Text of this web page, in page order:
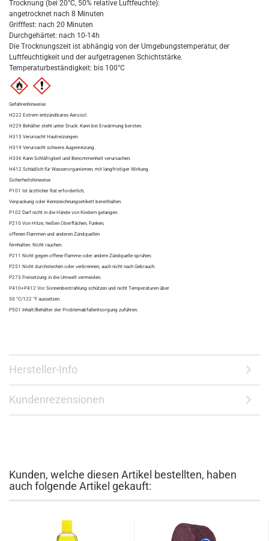
Trocknung (bei 20°C, 50% relative Luftfeuchte):
angetrocknet nach 8 Minuten
Grifffest: nach 20 Minuten
Durchgehärtet: nach 10-14h
Die Trocknungszeit ist abhängig von der Umgebungstemperatur, der
Luftfeuchtigkeit und der aufgetragenen Schichtstärke.
Temperaturbeständigkeit: bis 100°C
Gefahrenhinweise
H222 Extrem entzündbares Aerosol.
H229 Behälter steht unter Druck: Kann bei Erwärmung bersten.
H315 Verursacht Hautreizungen.
H319 Verursacht schwere Augenreizung.
H336 Kann Schläfrigkeit und Benommenheit verursachen.
H412 Schädlich für Wasserorganismen, mit langfristiger Wirkung.
Sicherheitshinweise
P101 Ist ärztlicher Rat erforderlich,
Verpackung oder Kennzeichnungsetikett bereithalten.
P102 Darf nicht in die Hände von Kindern gelangen.
P210 Von Hitze, heißen Oberflächen, Funken,
offenen Flammen und anderen Zündquellen
fernhalten. Nicht rauchen.
P211 Nicht gegen offene Flamme oder andere Zündquelle sprühen.
P251 Nicht durchstechen oder verbrennen, auch nicht nach Gebrauch.
P273 Freisetzung in die Umwelt vermeiden.
P410+P412 Vor Sonnenbestrahlung schützen und nicht Temperaturen über
50 °C/122 °F aussetzen.
P501 Inhalt/Behälter der Problemabfallentsorgung zuführen.
Hersteller-Info
Kundenrezensionen
Kunden, welche diesen Artikel bestellten, haben
auch folgende Artikel gekauft: